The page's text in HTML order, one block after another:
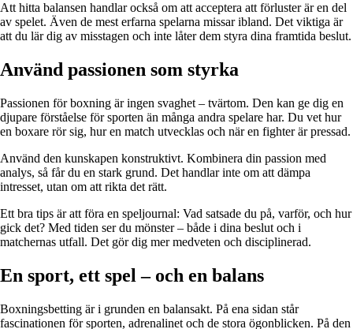
Att hitta balansen handlar också om att acceptera att förluster är en del
av spelet. Även de mest erfarna spelarna missar ibland. Det viktiga är
att du lär dig av misstagen och inte låter dem styra dina framtida beslut.
Använd passionen som styrka
Passionen för boxning är ingen svaghet – tvärtom. Den kan ge dig en
djupare förståelse för sporten än många andra spelare har. Du vet hur
en boxare rör sig, hur en match utvecklas och när en fighter är pressad.
Använd den kunskapen konstruktivt. Kombinera din passion med
analys, så får du en stark grund. Det handlar inte om att dämpa
intresset, utan om att rikta det rätt.
Ett bra tips är att föra en speljournal: Vad satsade du på, varför, och hur
gick det? Med tiden ser du mönster – både i dina beslut och i
matchernas utfall. Det gör dig mer medveten och disciplinerad.
En sport, ett spel – och en balans
Boxningsbetting är i grunden en balansakt. På ena sidan står
fascinationen för sporten, adrenalinet och de stora ögonblicken. På den